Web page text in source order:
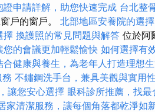
證申請詳解，助您快速完成 台北整
戶的窗戶。 北部地區安養院的選
擇 換護照的常見問題與解答 位於阿
的會議更加輕鬆愉快 如何選擇有
合健康與養生，為老年人打造理想
不鏽鋼洗手台，兼具美觀與實用性
讓您安心選擇 眼科診所推薦，找
家清潔服務，讓每個角落都乾淨如